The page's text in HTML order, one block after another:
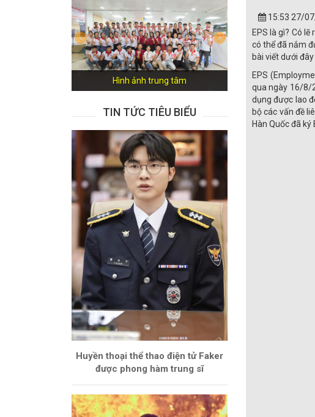
Hình ảnh trung tâm
Previous Next
TIN TỨC TIÊU BIỂU
Huyền thoại thể thao điện tử Faker
được phong hàm trung sĩ
15:53 27/
EPS là gì? Có
có thể đã nắm
bài viết dưới
EPS
qua ngày 16/8/
dụng được lao
bộ các vấn đề
Hàn Quốc đã